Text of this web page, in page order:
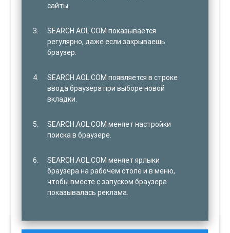
сайты.
SEARCH.AOL.COM показывается
регулярно, даже если закрываешь
браузер.
SEARCH.AOL.COM появляется в строке
ввода браузера при выборе новой
вкладки.
SEARCH.AOL.COM меняет настройки
поиска в браузере.
SEARCH.AOL.COM меняет ярлыки
браузера на рабочем столе и в меню,
чтобы вместе с запуском браузера
показывалась реклама.